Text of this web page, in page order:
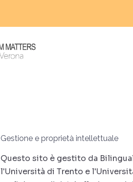
Gestione e proprietà intellettuale
Questo sito è gestito da
l'Università di Trento e